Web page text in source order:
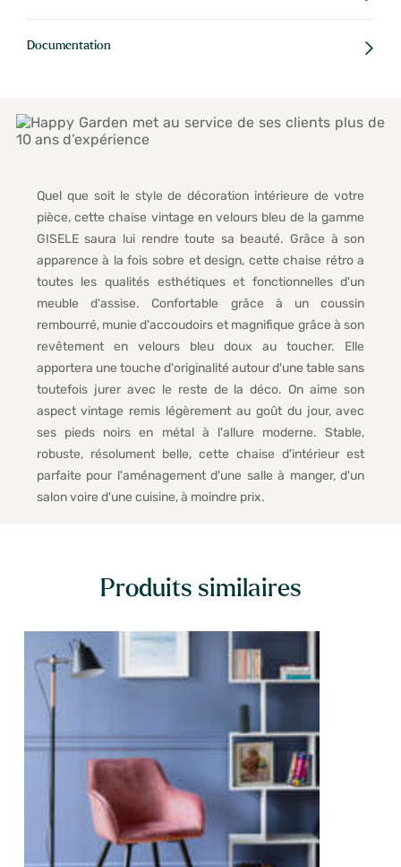
Documentation
Quel que soit le style de décoration intérieure de votre
pièce, cette chaise vintage en velours bleu de la gamme
GISELE saura lui rendre toute sa beauté. Grâce à son
apparence à la fois sobre et design, cette chaise rétro a
toutes les qualités esthétiques et fonctionnelles d'un
meuble d'assise. Confortable grâce à un coussin
rembourré, munie d'accoudoirs et magnifique grâce à son
revêtement en velours bleu doux au toucher. Elle
apportera une touche d'originalité autour d'une table sans
toutefois jurer avec le reste de la déco. On aime son
aspect vintage remis légèrement au goût du jour, avec
ses pieds noirs en métal à l'allure moderne. Stable,
robuste, résolument belle, cette chaise d'intérieur est
parfaite pour l'aménagement d'une salle à manger, d'un
salon voire d'une cuisine, à moindre prix.
Produits similaires